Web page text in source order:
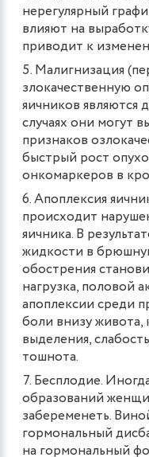
нерегулярный
влияют на
приводит к
Малигнизация
злокачественную
яичников являются
случаях они могут
признаков
быстрый рост
онкомаркеров в
Апоплексия
происходит
яичника. В
жидкости в
обострения
нагрузка, половой
апоплексии среди
боли внизу
выделения,
тошнота.
Бесплодие.
образований
забеременеть.
гормональный
на гормональный